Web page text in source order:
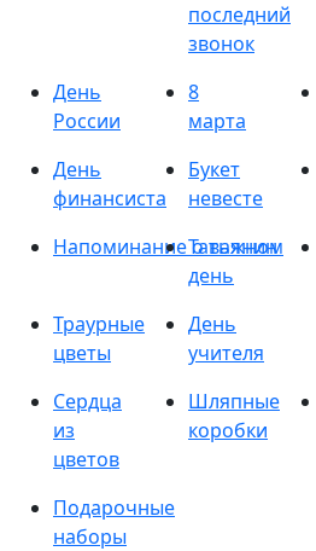
последний
звонок
День
России
8
марта
День
финансиста
Букет
невесте
Напоминание о важном
Татьянин
день
Траурные
цветы
День
учителя
Сердца
из
цветов
Шляпные
коробки
Подарочные
наборы